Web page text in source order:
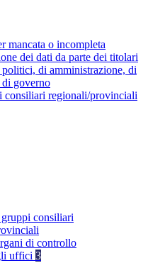
mancata o incompleta
dei dati da parte dei titolari
di amministrazione, di
governo
consiliari regionali/provinciali
consiliari
di controllo
uffici 3